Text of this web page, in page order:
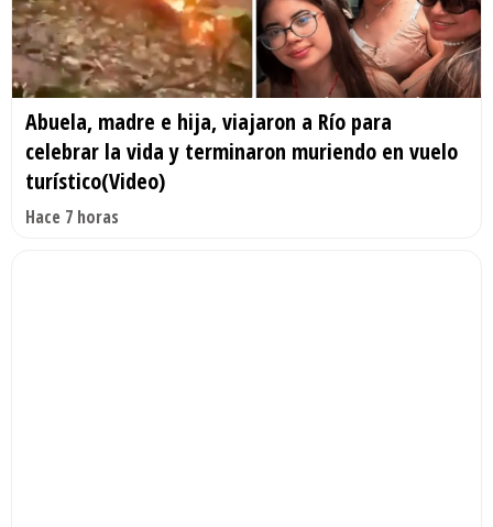
Abuela, madre e hija, viajaron a Río para
celebrar la vida y terminaron muriendo en vuelo
turístico(Video)
Hace 7 horas